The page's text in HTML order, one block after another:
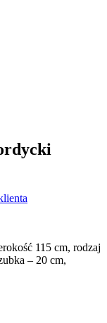
115 cm, rodzaj
– 20 cm,